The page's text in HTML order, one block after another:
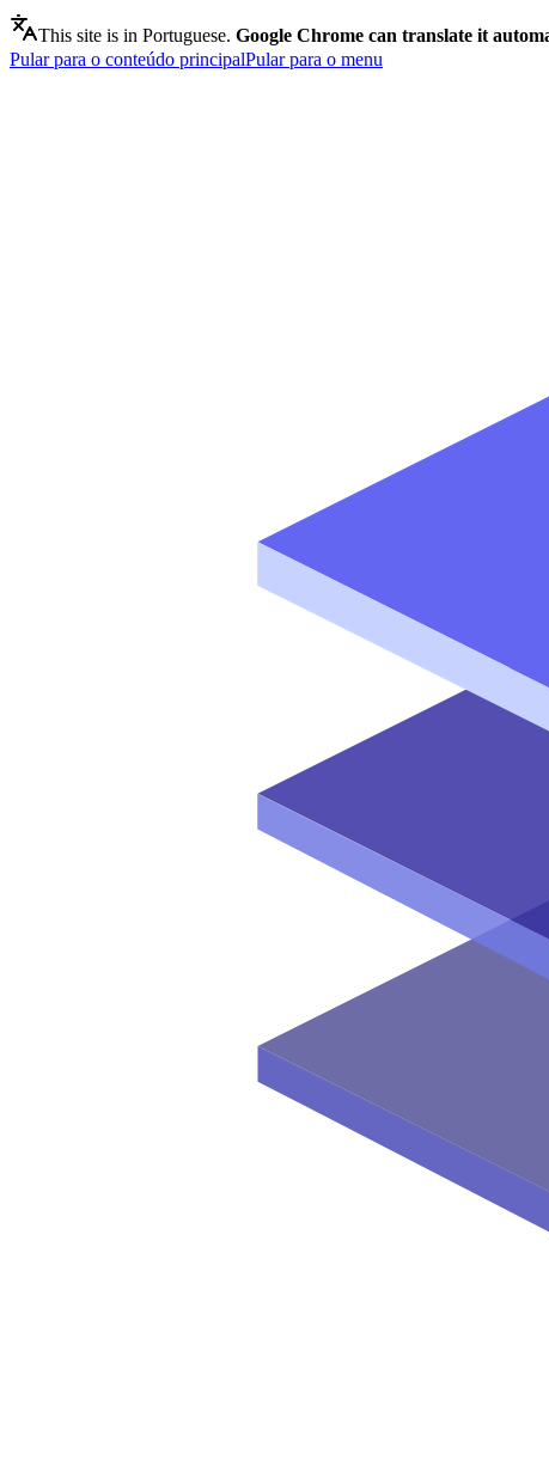
This site is in Portuguese. Google Chrome can translate it
Pular para o conteúdo principalPular para o menu